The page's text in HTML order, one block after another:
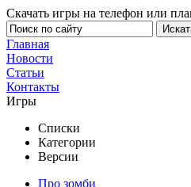
Скачать игры на телефон или
Главная
Новости
Статьи
Контакты
Игры
Списки
Категории
Версии
Про зомби